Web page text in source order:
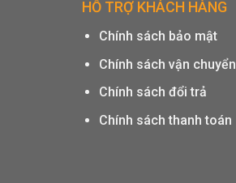
HỖ TRỢ KHÁCH HÀNG
Chính sách bảo mật
Chính sách vận chuyển
Chính sách đổi trả
Chính sách thanh toán